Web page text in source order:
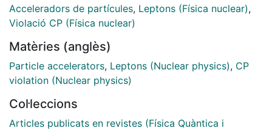
90% confidence level on the branching fraction,
B(τ−→μ−μ+μ−)<4.6×10−8.
Acceleradors de partícules, Leptons (Física nuclear),
Violació CP (Física nuclear)
Matèries (anglès)
Particle accelerators, Leptons (Nuclear physics), CP
violation (Nuclear physics)
Col·leccions
Articles publicats en revistes (Física Quàntica i